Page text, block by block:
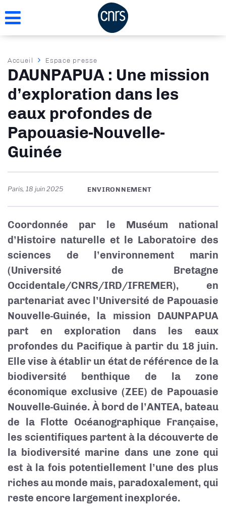
au
Fil
d'Ariane
Accueil Espace presse
DAUNPAPUA : Une mission
d’exploration dans les
eaux profondes de
Papouasie-Nouvelle-
Guinée
Paris, 18 juin 2025 ENVIRONNEMENT
Coordonnée par le Muséum national
d’Histoire naturelle et le Laboratoire des
sciences de l’environnement marin
(Université de Bretagne
Occidentale/CNRS/IRD/IFREMER), en
partenariat avec l’Université de Papouasie
Nouvelle-Guinée, la mission DAUNPAPUA
part en exploration dans les eaux
profondes du Pacifique à partir du 18 juin.
Elle vise à établir un état de référence de la
biodiversité benthique de la zone
économique exclusive (ZEE) de Papouasie
Nouvelle-Guinée. À bord de l’ANTEA, bateau
de la Flotte Océanographique Française,
les scientifiques partent à la découverte de
la biodiversité marine dans une zone qui
est à la fois potentiellement l’une des plus
riches au monde mais, paradoxalement, qui
reste encore largement inexplorée.